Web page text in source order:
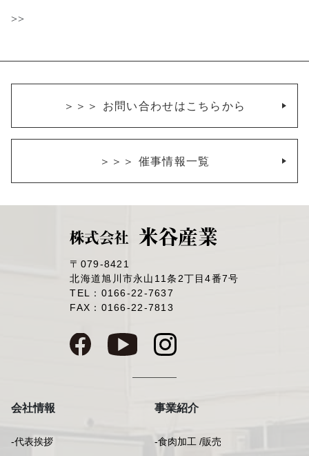
>>
＞＞＞ お問い合わせはこちらから
＞＞＞ 催事情報一覧
〒079-8421
北海道旭川市永山11条2丁目4番7号
TEL： 0166-22-7637
FAX：0166-22-7813
会社情報
-代表挨拶
事業紹介
-食肉加工 /販売